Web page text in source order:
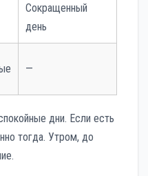
Сокращенный
день
—
дни. Если есть
тогда. Утром, до